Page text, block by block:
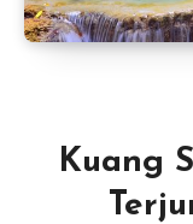
Kuang